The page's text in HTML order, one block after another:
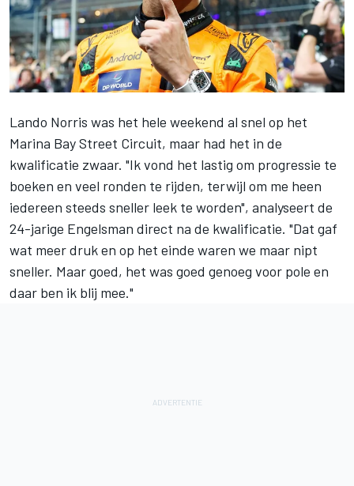
Lando Norris was het hele weekend al snel op het
Marina Bay Street Circuit, maar had het in de
kwalificatie zwaar. "Ik vond het lastig om progressie te
boeken en veel ronden te rijden, terwijl om me heen
iedereen steeds sneller leek te worden", analyseert de
24-jarige Engelsman direct na de kwalificatie. "Dat gaf
wat meer druk en op het einde waren we maar nipt
sneller. Maar goed, het was goed genoeg voor pole en
daar ben ik blij mee."